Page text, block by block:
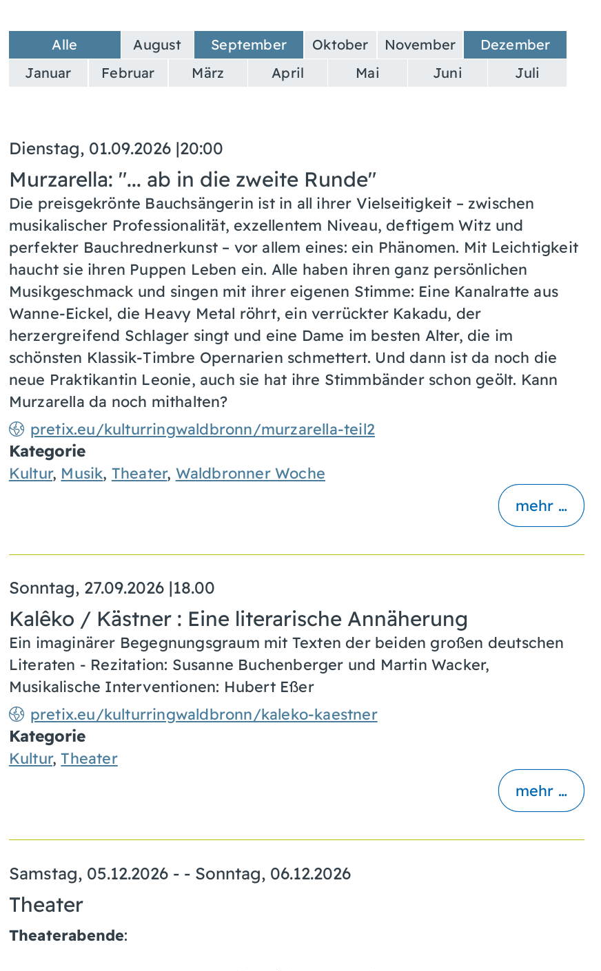
Alle August September Oktober November
Dezember
Januar
Februar März April Mai Juni Juli
Dienstag, 01.09.2026 |20:00
Murzarella: "... ab in die zweite Runde"
pretix.eu/kulturringwaldbronn/murzarella-teil2
Die preisgekrönte Bauchsängerin ist in all ihrer Vielseitigkeit – zwischen
musikalischer Professionalität, exzellentem Niveau, deftigem Witz und
perfekter Bauchrednerkunst – vor allem eines: ein Phänomen. Mit Leichtigkeit
haucht sie ihren Puppen Leben ein. Alle haben ihren ganz persönlichen
Musikgeschmack und singen mit ihrer eigenen Stimme: Eine Kanalratte aus
Wanne-Eickel, die Heavy Metal röhrt, ein verrückter Kakadu, der
herzergreifend Schlager singt und eine Dame im besten Alter, die im
schönsten Klassik-Timbre Opernarien schmettert. Und dann ist da noch die
neue Praktikantin Leonie, auch sie hat ihre Stimmbänder schon geölt. Kann
Murzarella da noch mithalten?
Kategorie
Kultur, Musik, Theater, Waldbronner Woche
mehr …
Sonntag, 27.09.2026 |18.00
Kalêko / Kästner : Eine literarische Annäherung
pretix.eu/kulturringwaldbronn/kaleko-kaestner
Ein imaginärer Begegnungsgraum mit Texten der beiden großen deutschen
Literaten - Rezitation: Susanne Buchenberger und Martin Wacker,
Musikalische Interventionen: Hubert Eßer
Kategorie
Kultur,Theater
mehr …
Samstag, 05.12.2026- - Sonntag, 06.12.2026
Theater
Theaterabende: